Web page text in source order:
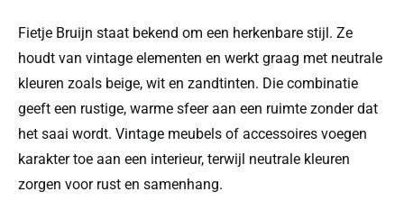
Fietje Bruijn staat bekend om een herkenbare stijl. Ze
houdt van vintage elementen en werkt graag met neutrale
kleuren zoals beige, wit en zandtinten. Die combinatie
geeft een rustige, warme sfeer aan een ruimte zonder dat
het saai wordt. Vintage meubels of accessoires voegen
karakter toe aan een interieur, terwijl neutrale kleuren
zorgen voor rust en samenhang.